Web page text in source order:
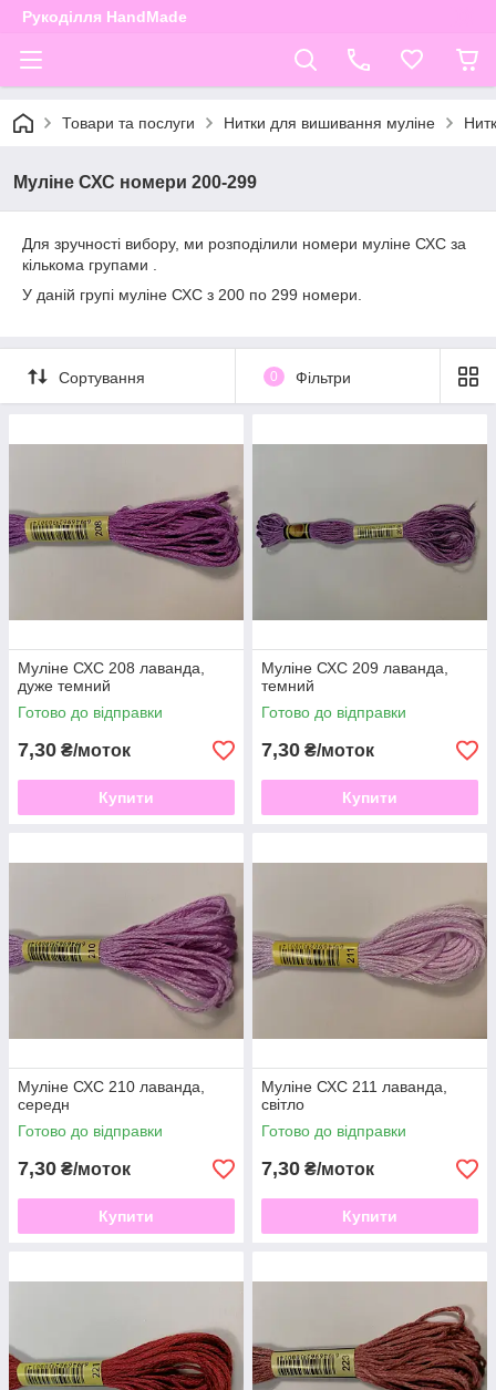
Рукоділля HandMade
Товари та послуги Нитки для вишивання муліне
Муліне СХС номери 200-299
Для зручності вибору, ми розподілили номери муліне СХС за
кількома групами .
У даній групі муліне СХС з 200 по 299 номери.
Сортування 0 Фільтри
Муліне СХС 208 лаванда,
дуже темний
Готово до відправки
7,30 ₴/моток
Купити
Муліне СХС 209 лаванда,
темний
Готово до відправки
7,30 ₴/моток
Купити
Муліне СХС 210 лаванда,
середн
Готово до відправки
7,30 ₴/моток
Купити
Муліне СХС 211 лаванда,
світло
Готово до відправки
7,30 ₴/моток
Купити